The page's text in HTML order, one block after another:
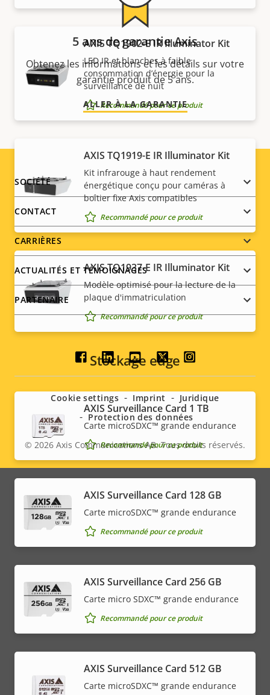
AXIS TQ1902-E IR Illuminator Kit
LED IR et blanches à faible
consommation d’énergie pour la
surveillance de nuit
Recommandé pour ce produit
AXIS TQ1919-E IR Illuminator Kit
Kit infrarouge à haut rendement
énergétique conçu pour caméras à
boîtier fixe Axis compatibles
Recommandé pour ce produit
AXIS TQ1937-E IR Illuminator Kit
Modèle optimisé pour la lecture de la
plaque d'immatriculation
Recommandé pour ce produit
Stockage edge
AXIS Surveillance Card 1 TB
Carte microSDXC™ grande endurance
Recommandé pour ce produit
AXIS Surveillance Card 128 GB
Carte microSDXC™ grande endurance
Recommandé pour ce produit
AXIS Surveillance Card 256 GB
Carte micro SDXC™ grande endurance
Recommandé pour ce produit
AXIS Surveillance Card 512 GB
Carte microSDXC™ grande endurance
5 ans de garantie Axis
Obtenez les informations et les détails sur votre
garantie produit de 5 ans.
ALLER À LA GARANTIE
Footer
menu
SOCIÉTÉ
CONTACT
CARRIÈRES
ACTUALITÉS ET TÉMOIGNAGES
PARTENAIRE
Social
menu
Legal
menu
© 2026 Axis Communications AB. Tous droits réservés.
Cookie settings Imprint
Juridique
Protection des données